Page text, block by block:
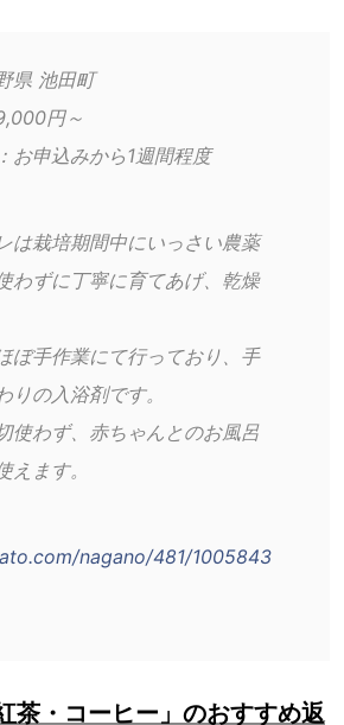
県 池田町
円～
お申込みから1週間程度
は栽培期間中にいっさい農薬
わずに丁寧に育てあげ、乾燥
ぼ手作業にて行っており、手
りの入浴剤です。
使わず、赤ちゃんとのお風呂
えます。
nagano/481/1005843
茶・コーヒー」のおすすめ返